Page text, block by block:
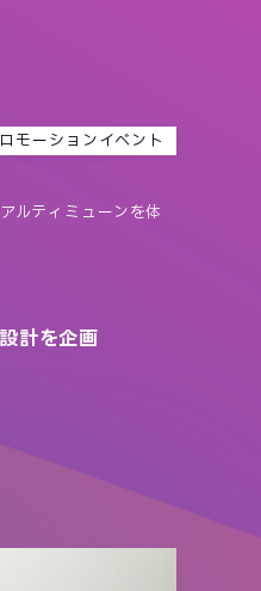
モーションイベント
ルティミューンを体
計を企画